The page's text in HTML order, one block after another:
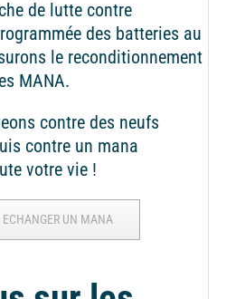
de lutte contre
des batteries au
le reconditionnement
MANA.
contre des neufs
contre un mana
votre vie !
ECHANGER UN MANA